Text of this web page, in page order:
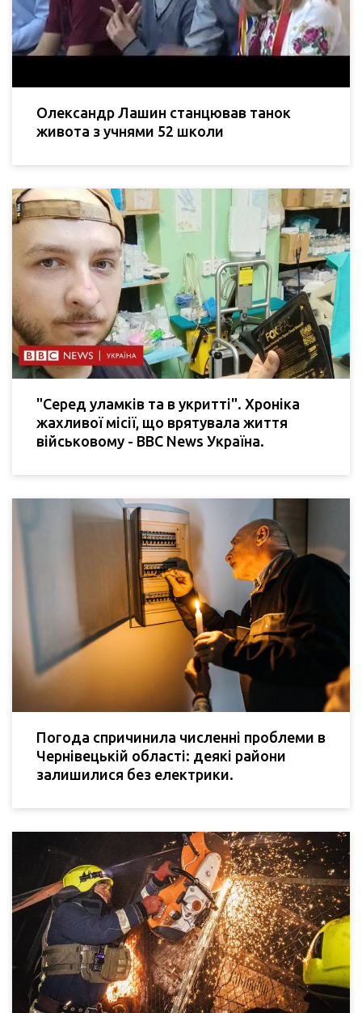
Олександр Лашин станцював танок
живота з учнями 52 школи
"Серед уламків та в укритті". Хроніка
жахливої місії, що врятувала життя
військовому - BBC News Україна.
Погода спричинила численні проблеми в
Чернівецькій області: деякі райони
залишилися без електрики.